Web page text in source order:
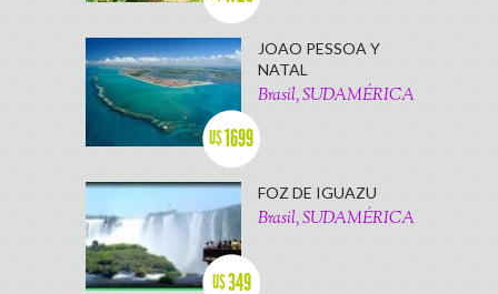
U$1699
JOAO PESSOA Y
NATAL
Brasil, SUDAMÉRICA
U$349
FOZ DE IGUAZU
Brasil, SUDAMÉRICA